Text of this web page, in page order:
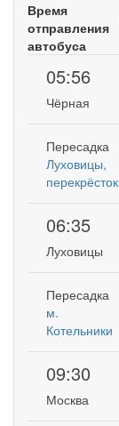
Время
отправления
автобуса
05:56
Чёрная
Пересадка
Луховицы,
перекрёсток
06:35
Луховицы
Пересадка
м.
Котельники
09:30
Москва